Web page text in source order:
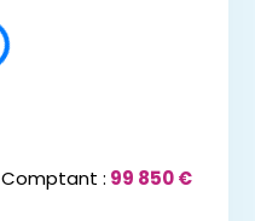
Comptant : 99 850 €